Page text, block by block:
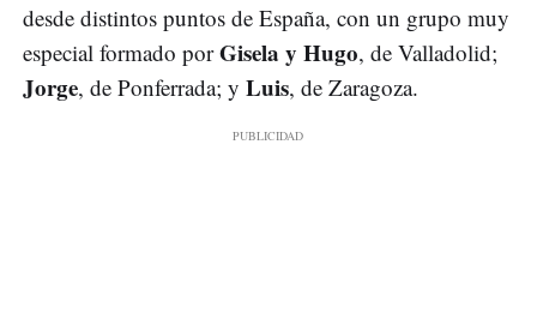
desde distintos puntos de España, con un grupo muy
especial formado porGisela y Hugo, de Valladolid;
Jorge, de Ponferrada; y Luis, de Zaragoza.